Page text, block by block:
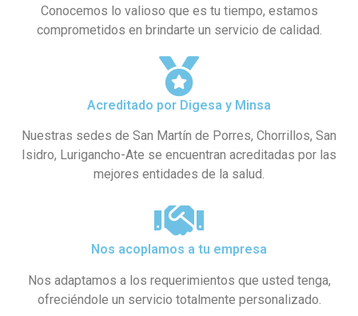
Conocemos lo valioso que es tu tiempo, estamos
comprometidos en brindarte un servicio de calidad.
Acreditado por Digesa y Minsa​
Nuestras sedes de San Martín de Porres, Chorrillos, San
Isidro, Lurigancho-Ate se encuentran acreditadas por las
mejores entidades de la salud.
Nos acoplamos a tu empresa
Nos adaptamos a los requerimientos que usted tenga,
ofreciéndole un servicio totalmente personalizado.